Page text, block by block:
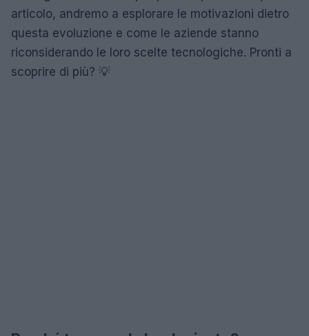
articolo, andremo a esplorare le motivazioni dietro
questa evoluzione e come le aziende stanno
riconsiderando le loro scelte tecnologiche. Pronti a
scoprire di più? 💡